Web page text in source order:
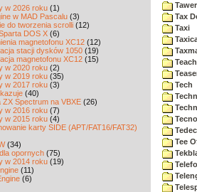
w 2026 roku (1)
w MAD Pascalu (3)
do tworzenia scrolli (12)
DOS X (6)
magnetofonu XC12 (12)
stacji dysków 1050 (19)
magnetofonu XC12 (15)
w 2020 roku (2)
w 2019 roku (35)
w 2017 roku (3)
(40)
ZX Spectrum na VBXE (26)
w 2016 roku (7)
w 2015 roku (4)
karty SIDE (APT/FAT16/FAT32)
(34)
opornych (75)
w 2014 roku (19)
(11)
(6)
Tax
Taxi
Tech
Tee